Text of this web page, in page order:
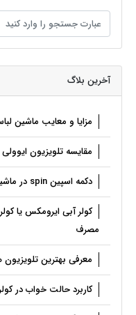
آخرین بلاگ
مزایا و معایب ماشین
مقایسه تلویزیون ایوولی
دکمه اسپین spin در ماشین لباسشویی
کولر آبی ایرومکس یا
مصرف
معرفی بهترین تلویزیون
کاربرد حالت خواب در